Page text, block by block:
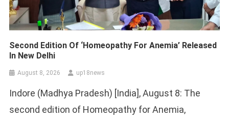
Second Edition Of ‘Homeopathy For Anemia’ Released
In New Delhi
August 8, 2026 up18news
Indore (Madhya Pradesh) [India], August 8: The
second edition of Homeopathy for Anemia,